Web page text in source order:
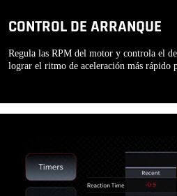
CONTROL DE ARRANQUE
Regula las RPM del motor y controla el
lograr el ritmo de aceleración más rápido